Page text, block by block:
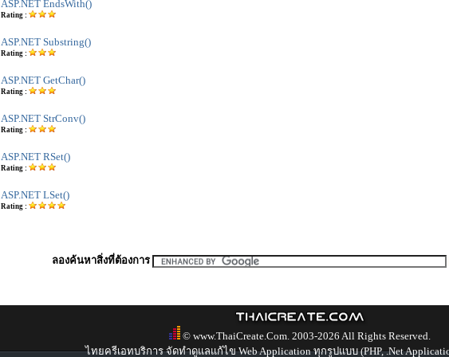
ASP.NET EndsWith()
Rating :
ASP.NET Substring()
Rating :
ASP.NET GetChar()
Rating :
ASP.NET StrConv()
Rating :
ASP.NET RSet()
Rating :
ASP.NET LSet()
Rating :
ลองค้นหาสิ่งที่ต้องการ
© www.ThaiCreate.Com. 2003-2026 All Rights Reserved.
ไทยครีเอทบริการ จัดทำดูแลแก้ไข Web Application ทุกรูปแบบ (PHP, .Net